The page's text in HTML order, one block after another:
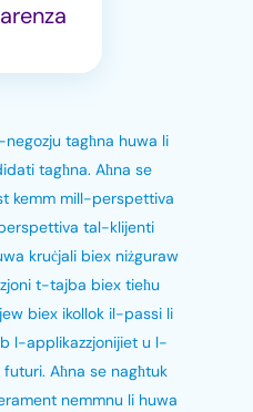
tagħna huwa li
tagħna. Aħna se
kemm mill-perspettiva
tal-klijenti
kruċjali biex niżguraw
t-tajba biex tieħu
biex ikollok il-passi li
l-applikazzjonijiet u l-
Aħna se nagħtuk
nemmnu li huwa